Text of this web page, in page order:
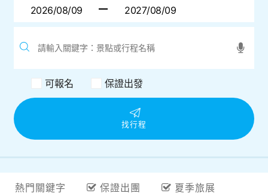
可報名 保證出發
找行程
熱門關鍵字 保證出團 夏季旅展